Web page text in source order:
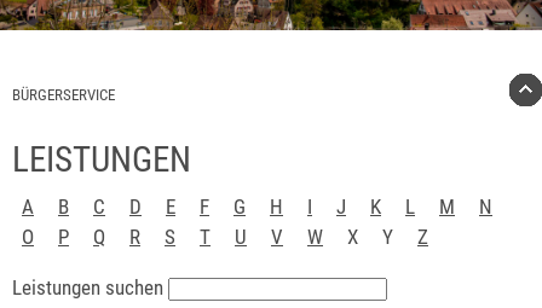
BÜRGERSERVICE
LEISTUNGEN
A B C D E F G H I J K L M
N
O
P Q R S T U V W X Y Z
Leistungen suchen